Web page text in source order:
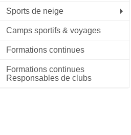
Sports de neige
Camps sportifs & voyages
Formations continues
Formations continues
Responsables de clubs